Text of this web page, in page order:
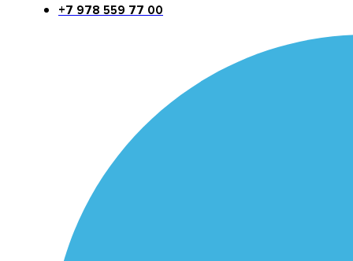
+7 978 559 77 00